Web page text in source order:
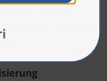
IT-Assets
Steigen